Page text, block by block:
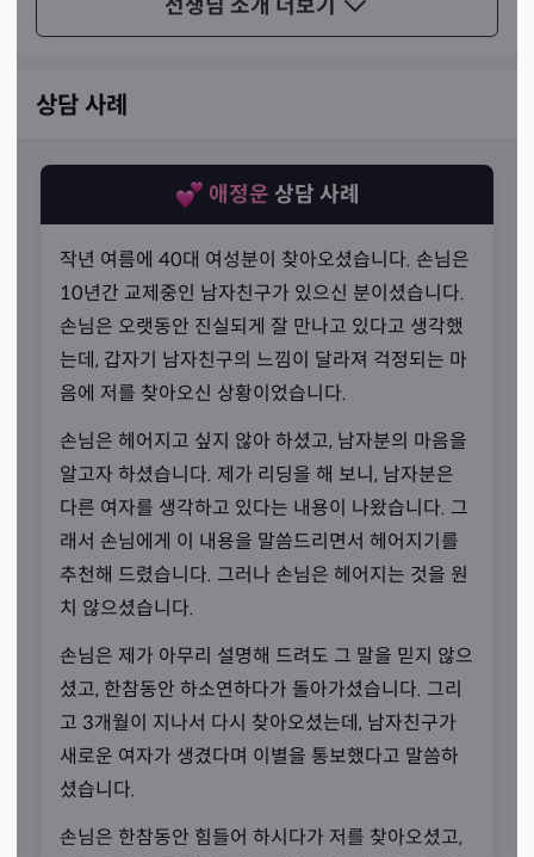
선생님 소개 더보기
다는 느낌이 듭니다. 빠르고 간결한 매체를 선호하는 젊은
질문의 핵심을 캐치하는 방법
“열심히 정진했기 때문이라고 생각합니다.”
선생님께서는 빙빙 돌려서 드린 질문에 대해서도 그 핵심을
정말 빠르게 잡아내십니다. 선생님께서는 ‘꺼내기 어려운
말을 할 때, 빙빙 돌아가게 되는 것은 당연’하다며 손님의 질
문은 알아서 잘 캐치해야 한다고 말씀하셨죠.
상담 사례
애정운 상담 사례
작년 여름에 40대 여성분이 찾아오셨습니다. 손님은
10년간 교제중인 남자친구가 있으신 분이셨습니다.
손님은 오랫동안 진실되게 잘 만나고 있다고 생각했
는데, 갑자기 남자친구의 느낌이 달라져 걱정되는 마
음에 저를 찾아오신 상황이었습니다.
손님은 헤어지고 싶지 않아 하셨고, 남자분의 마음을
알고자 하셨습니다. 제가 리딩을 해 보니, 남자분은
다른 여자를 생각하고 있다는 내용이 나왔습니다. 그
래서 손님에게 이 내용을 말씀드리면서 헤어지기를
추천해 드렸습니다. 그러나 손님은 헤어지는 것을 원
치 않으셨습니다.
손님은 제가 아무리 설명해 드려도 그 말을 믿지 않으
셨고, 한참동안 하소연하다가 돌아가셨습니다. 그리
고 3개월이 지나서 다시 찾아오셨는데, 남자친구가
새로운 여자가 생겼다며 이별을 통보했다고 말씀하
셨습니다.
손님은 한참동안 힘들어 하시다가 저를 찾아오셨고,